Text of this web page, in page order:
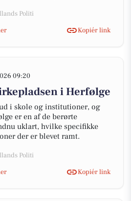
Politi
Kopiér link
09:20
i Herfølge
i skole og institutioner, og
er en af de berørte
uklart, hvilke specifikke
der er blevet ramt.
Politi
Kopiér link